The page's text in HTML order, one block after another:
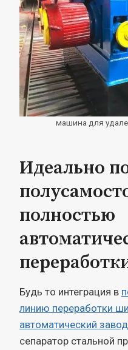
машина для
Идеально
полностью
Будь то интеграция в
линию переработки
автоматический
сепаратор стальной